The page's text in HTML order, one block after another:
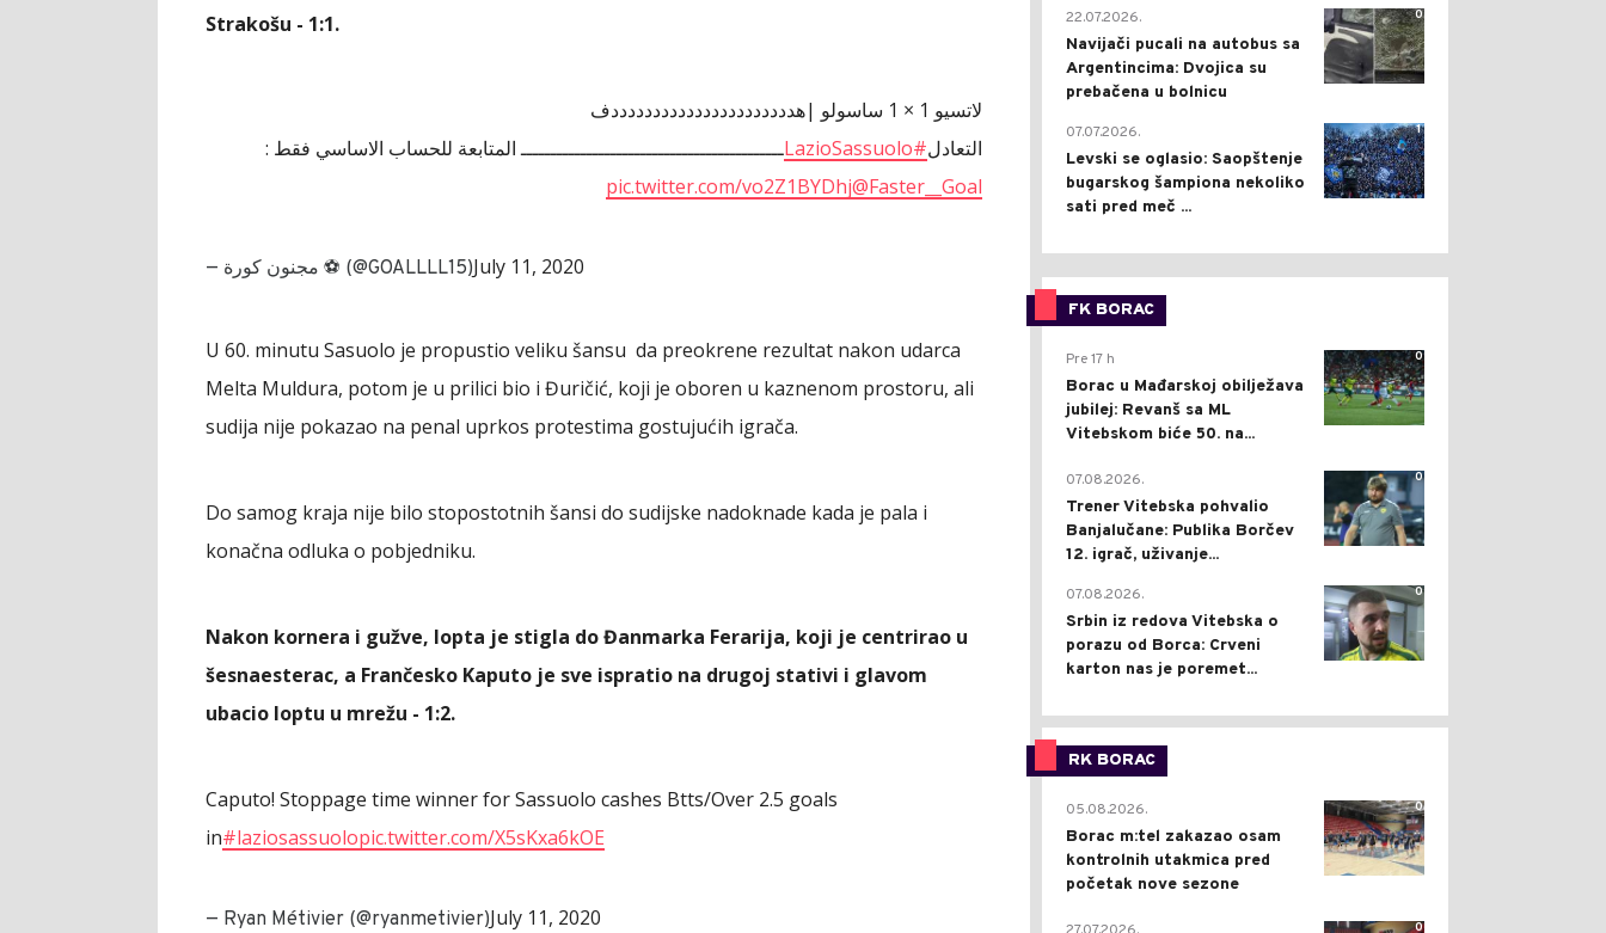
Strakošu - 1:1.
لاتسيو 1 × 1 ساسولو |هددددددددددددددددددددددف
التعادل#LazioSassuolo
⁦⁩ــــــــــــــــــــــــــــــــــــــــــــ المتابعة للحساب الاساسي فقط :
@Faster__Goal
pic.twitter.com/vo2Z1BYDhj
— مجنون كورة ⚽️ (@GOALLLL15)July 11, 2020
U 60. minutu Sasuolo je propustio veliku šansu da preokrene rezultat nakon udarca
Melta Muldura, potom je u prilici bio i Đuričić, koji je oboren u kaznenom prostoru, ali
sudija nije pokazao na penal uprkos protestima gostujućih igrača.
Do samog kraja nije bilo stopostotnih šansi do sudijske nadoknade kada je pala i
konačna odluka o pobjedniku.
Nakon kornera i gužve, lopta je stigla do Đanmarka Ferarija, koji je centrirao u
šesnaesterac, a Frančesko Kaputo je sve ispratio na drugoj stativi i glavom
ubacio loptu u mrežu - 1:2.
Caputo! Stoppage time winner for Sassuolo cashes Btts/Over 2.5 goals
in#laziosassuolopic.twitter.com/X5sKxa6kOE
— Ryan Métivier (@ryanmetivier)July 11, 2020
0
22.07.2026.
Navijači pucali na autobus sa
Argentincima: Dvojica su
prebačena u bolnicu
1
07.07.2026.
Levski se oglasio: Saopštenje
bugarskog šampiona nekoliko
sati pred meč ...
FK BORAC
0
Pre 17 h
Borac u Mađarskoj obilježava
jubilej: Revanš sa ML
Vitebskom biće 50. na...
0
07.08.2026.
Trener Vitebska pohvalio
Banjalučane: Publika Borčev
12. igrač, uživanje...
0
07.08.2026.
Srbin iz redova Vitebska o
porazu od Borca: Crveni
karton nas je poremet...
RK BORAC
0
05.08.2026.
Borac m:tel zakazao osam
kontrolnih utakmica pred
početak nove sezone
0